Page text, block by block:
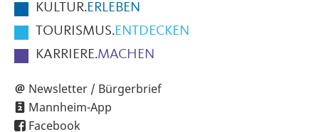
KULTUR.ERLEBEN
TOURISMUS.ENTDECKEN
KARRIERE.MACHEN
Newsletter / Bürgerbrief
Mannheim-App
Facebook